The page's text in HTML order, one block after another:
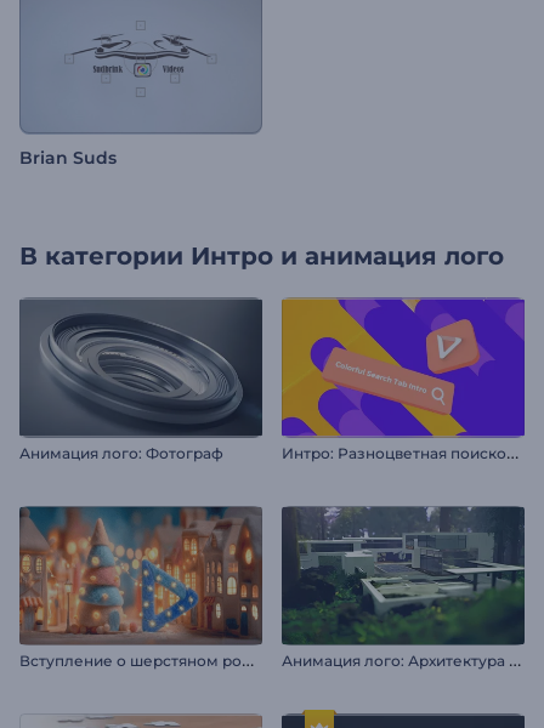
Brian Suds
В категории Интро и анимация лого
Анимация лого: Фотограф И
нтро: Разноцветная поисковая строка
В
ступление о шерстяном рождественском вечере А
нимация лого: Архитектура в природе